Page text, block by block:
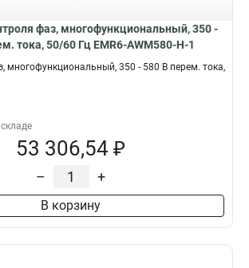
фаз, многофункциональный, 350 -
тока, 50/60 Гц EMR6-AWM580-H-1
многофункциональный, 350 - 580 В перем. тока,
53 306,54 ₽
– +
В корзину